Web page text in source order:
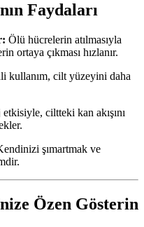
Faydaları
Ölü hücrelerin atılmasıyla
ortaya çıkması hızlanır.
kullanım, cilt yüzeyini daha
ciltteki kan akışını
şımartmak ve
Özen Gösterin